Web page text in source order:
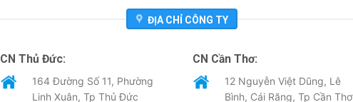
ĐỊA CHỈ CÔNG TY
CN Thủ Đức:
164 Đường Số 11, Phường
Linh Xuân, Tp Thủ Đức
CN Cần Thơ:
12 Nguyễn Việt Dũng, Lê
Bình, Cái Răng, Tp Cần Thơ